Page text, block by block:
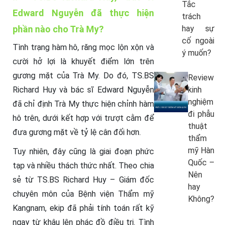
Edward Nguyễn đã thực hiện
phần nào cho Trà My?
Tình trạng hàm hô, răng mọc lộn xộn và
cười hở lợi là khuyết điểm lớn trên
gương mặt của Trà My. Do đó, TS.BS
Richard Huy và bác sĩ Edward Nguyễn
đã chỉ định Trà My thực hiện chỉnh hàm
hô trên, dưới kết hợp với trượt cằm để
đưa gương mặt về tỷ lệ cân đối hơn.
Tuy nhiên, đây cũng là giai đoạn phức
tạp và nhiều thách thức nhất. Theo chia
sẻ từ TS.BS Richard Huy – Giám đốc
chuyên môn của Bệnh viện Thẩm mỹ
Kangnam, ekip đã phải tính toán rất kỹ
ngay từ khâu lên phác đồ điều trị. Tình
Tắc
trách
hay sự
cố ngoài
ý muốn?
Review
kinh
nghiệm
đi phẫu
thuật
thẩm
mỹ Hàn
Quốc –
Nên
hay
Không?